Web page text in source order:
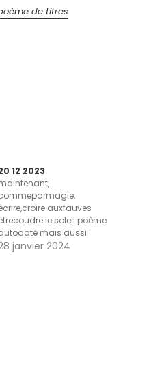
de titres
12 2023
auxfauves
le soleil poème
mais aussi
de titres
janvier 2024